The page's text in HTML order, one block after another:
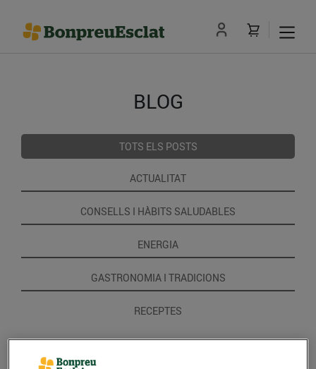
BLOG
TOTS ELS POSTS
ACTUALITAT
CONSELLS I HÀBITS SALUDABLES
ENERGIA
GASTRONOMIA I TRADICIONS
RECEPTES